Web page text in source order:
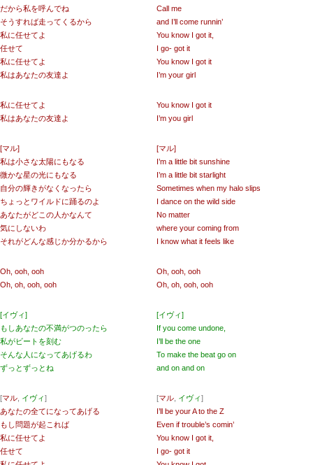
だから私を呼んでね
そうすれば走ってくるから
私に任せてよ
任せて
私に任せてよ
私はあなたの友達よ
私に任せてよ
私はあなたの友達よ
[マル]
私は小さな太陽にもなる
微かな星の光にもなる
自分の輝きがなくなったら
ちょっとワイルドに踊るのよ
あなたがどこの人かなんて
気にしないわ
それがどんな感じか分かるから
Oh, ooh, ooh
Oh, oh, ooh, ooh
[イヴィ]
もしあなたの不満がつのったら
私がビートを刻む
そんな人になってあげるわ
ずっとずっとね
[マル イヴィ]
あなたの全てになってあげる
もし問題が起これば
私に任せてよ
任せて
Call me
and I’ll come runnin’
You know I got it,
I go- got it
You know I got it
I’m your girl
You know I got it
I’m you girl
[マル]
I’m a little bit sunshine
I’m a little bit starlight
Sometimes when my halo slips
I dance on the wild side
No matter
where your coming from
I know what it feels like
Oh, ooh, ooh
Oh, oh, ooh, ooh
[イヴィ]
If you come undone,
I’ll be the one
To make the beat go on
and on and on
[マル イヴィ]
I’ll be your A to the Z
Even if trouble’s comin’
You know I got it,
I go- got it